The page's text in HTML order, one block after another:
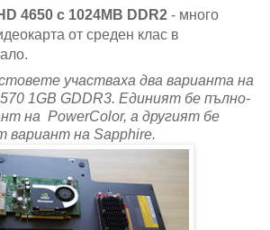
4650 с 1024MB DDR2- много
от среден клас в
участваха два варианта на
1GB GDDR3. Единият бе пълно-
на PowerColor, а другият бе
вариант на Sapphire.